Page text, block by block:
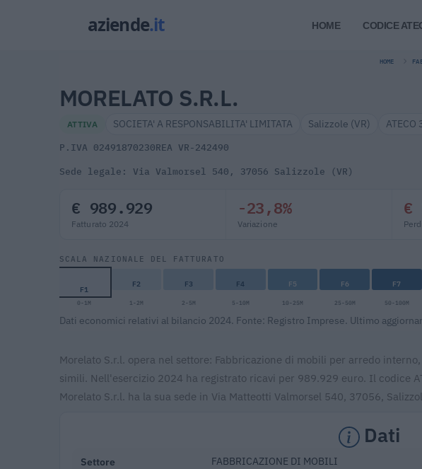
HOME CODICE
HOME
MORELATO S.R.L.
ATTIVA SOCIETA' A RESPONSABILITA' LIMITATA Salizzole (VR) ATECO
P.IVA 02491870230REA VR-242490
Sede legale: Via Valmorsel 540, 37056 Salizzole (VR)
€ 989.929
Fatturato 2024
-23,8%
Variazione
€
SCALA NAZIONALE DEL FATTURATO
F1 F2 F3 F4 F5 F6 F7
0-1M 1-2M 2-5M 5-10M 10-25M 25-50M 50-100M
Dati economici relativi al bilancio 2024. Fonte: Registro Imprese. Ultimo
Morelato S.r.l. opera nel settore: Fabbricazione di mobili per arredo
simili. Nell'esercizio 2024 ha registrato ricavi per 989.929 euro. Il codice
Morelato S.r.l. ha la sua sede in Via Matteotti Valmorsel 540, 37056,
Dati
Settore FABBRICAZIONE DI MOBILI